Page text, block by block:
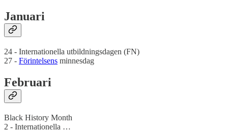
Januari
24 - Internationella utbildningsdagen (FN)
27 - Förintelsens minnesdag
Februari
Black History Month
2 - Internationella …